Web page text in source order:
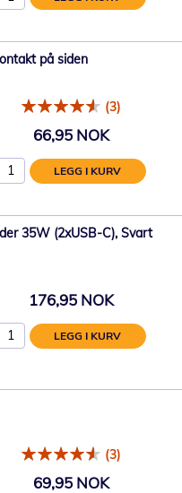
på siden
(3)
66,95 NOK
LEGG I KURV
35W (2xUSB-C), Svart
176,95 NOK
LEGG I KURV
(3)
69,95 NOK